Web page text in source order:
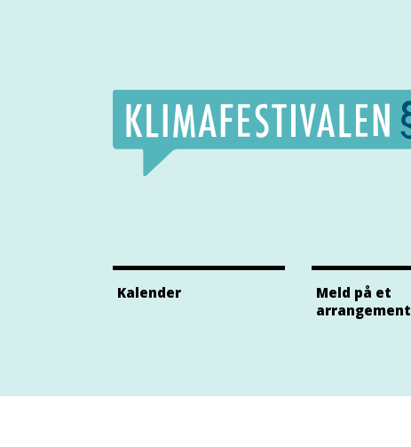
Klimafestivalens Twitter side
Klimafestivalens Instagram side
Kalender
Meld på et
arrangement